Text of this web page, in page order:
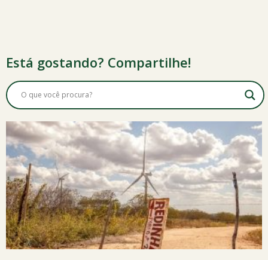
Está gostando? Compartilhe!